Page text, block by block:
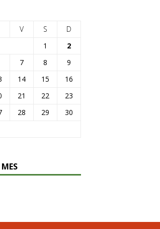
V S
D
1
2
7 8
9
14 15
16
21 22
23
28 29
30